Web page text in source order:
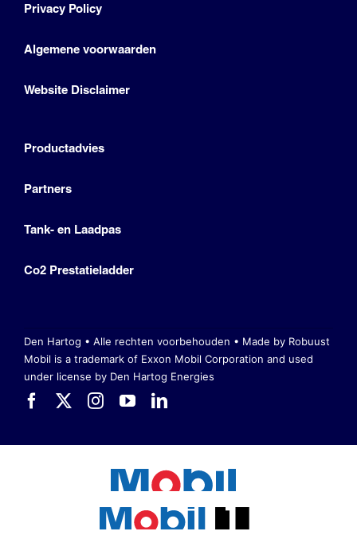
Privacy Policy
Algemene voorwaarden
Website Disclaimer
Productadvies
Partners
Tank- en Laadpas
Co2 Prestatieladder
Den Hartog • Alle rechten voorbehouden • Made by Robuust
Mobil is a trademark of Exxon Mobil Corporation and used
under license by Den Hartog Energies